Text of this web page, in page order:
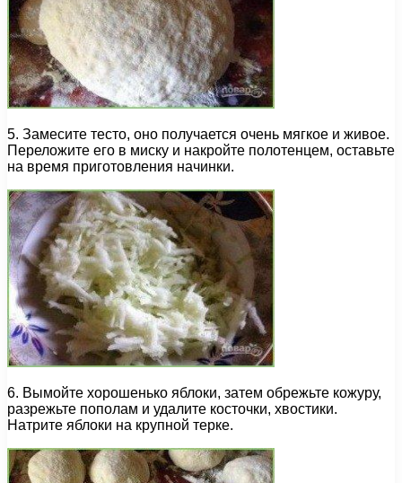
5. Замесите тесто, оно получается очень мягкое и живое.
Переложите его в миску и накройте полотенцем, оставьте
на время приготовления начинки.
6. Вымойте хорошенько яблоки, затем обрежьте кожуру,
разрежьте пополам и удалите косточки, хвостики.
Натрите яблоки на крупной терке.